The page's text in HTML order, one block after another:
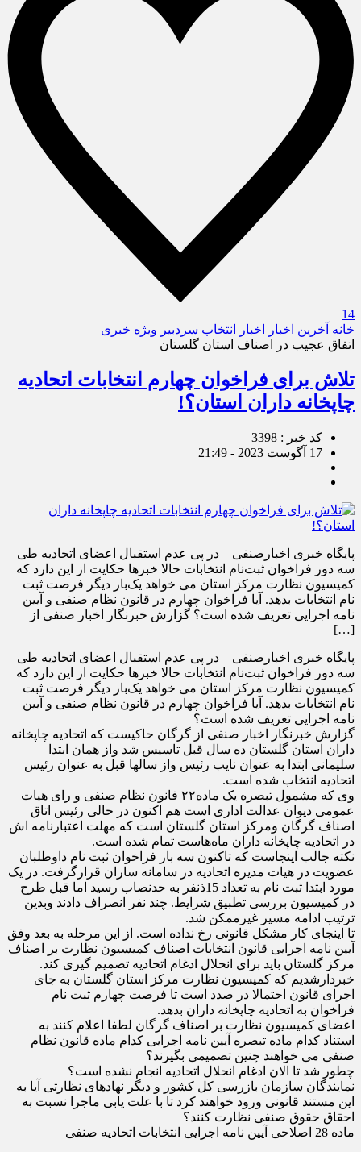
14
خانه آخرین اخبار اخبار انتخاب سردبیر ویژه خبری
اتفاق عجیب در اصناف استان گلستان
تلاش برای فراخوان چهارم انتخابات اتحادیه
چاپخانه داران استان؟!
کد خبر : 3398
17 آگوست 2023 - 21:49
پایگاه خبری اخبارصنفی – در پی عدم استقبال اعضای اتحادیه طی
سه دور فراخوان ثبت‌نام انتخابات حالا خبرها حکایت از این دارد که
کمیسیون نظارت مرکز استان می خواهد یک‌بار دیگر فرصت ثبت
نام انتخابات بدهد. آیا فراخوان چهارم در قانون نظام صنفی و آیین
نامه اجرایی تعریف شده است؟ گزارش خبرنگار اخبار صنفی از
[…]
پایگاه خبری اخبارصنفی – در پی عدم استقبال اعضای اتحادیه طی
سه دور فراخوان ثبت‌نام انتخابات حالا خبرها حکایت از این دارد که
کمیسیون نظارت مرکز استان می خواهد یک‌بار دیگر فرصت ثبت
نام انتخابات بدهد. آیا فراخوان چهارم در قانون نظام صنفی و آیین
نامه اجرایی تعریف شده است؟
گزارش خبرنگار اخبار صنفی از گرگان حاکیست که اتحاديه چاپخانه
داران استان گلستان ده سال قبل تاسیس شد واز همان ابتدا
سلیمانی ابتدا به عنوان نایب رئیس واز سالها قبل به عنوان رئیس
اتحادیه انتخاب شده است.
وی که مشمول تبصره یک ماده۲۲ فانون نظام صنفی و رای هیات
عمومی دیوان عدالت اداری است هم اکنون در حالی رئیس اتاق
اصناف گرگان ومرکز استان گلستان است که مهلت اعتبارنامه اش
در اتحادیه چاپخانه داران ماه‌هاست تمام شده است.
نکته جالب اینجاست که تاکنون سه بار فراخوان ثبت نام داوطلبان
عضویت در هیات مدیره اتحادیه در سامانه ساران قرارگرفت. در یک
مورد ابتدا ثبت نام به تعداد 15ذنفر به حدنصاب رسید اما قبل طرح
در کمیسیون بررسی تطبیق شرایط. چند نفر انصراف دادند وبدین
ترتیب ادامه مسیر غیرممکن شد.
تا اینجای کار مشکل قانونی رخ نداده است. از این مرحله به بعد وفق
آیین نامه اجرایی قانون انتخابات اصناف کمیسیون نظارت بر اصناف
مرکز گلستان باید برای انحلال ادغام اتحادیه تصمیم گیری کند.
خبردارشدیم که کمیسیون نظارت مرکز استان گلستان به جای
اجرای قانون احتمالا در صدد است تا فرصت چهارم ثبت نام
فراخوان به اتحادیه چاپخانه داران بدهد.
اعضای کمیسیون نظارت بر اصناف گرگان لطفا اعلام کنند به
استناد کدام ماده تبصره آیین نامه اجرایی کدام ماده قانون نظام
صنفی می خواهند چنین تصمیمی بگیرند؟
چطور شد تا الان ادغام انحلال اتحادیه انجام نشده است؟
نمایندگان سازمان بازرسی کل کشور و دیگر نهادهای نظارتی آیا به
این مستند قانونی ورود خواهند کرد تا با علت یابی ماجرا نسبت به
احقاق حقوق صنفی نظارت کنند؟
ماده 28 اصلاحی آیین نامه اجرایی انتخابات اتحادیه صنفی